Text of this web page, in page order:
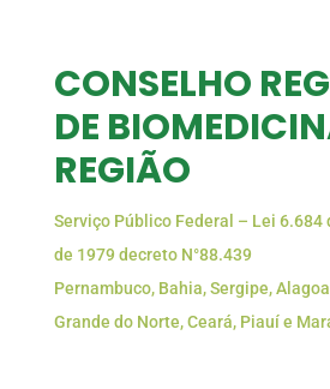
CONSELHO
DE
REGIÃO
Serviço Público Federal – Lei 6.684
de 1979 decreto N°88.439
Pernambuco, Bahia, Sergipe,
Grande do Norte, Ceará, Piauí e